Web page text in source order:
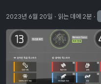
은 파티가 네메시스 …
2023년 6월 20일 읽는 데에 2분